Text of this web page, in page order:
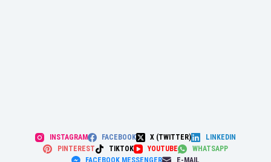
INSTAGRAM FACEBOOK X (TWITTER)
LINKEDIN
PINTEREST
TIKTOK YOUTUBE
WHATSAPP
FACEBOOK MESSENGER
E-MAIL